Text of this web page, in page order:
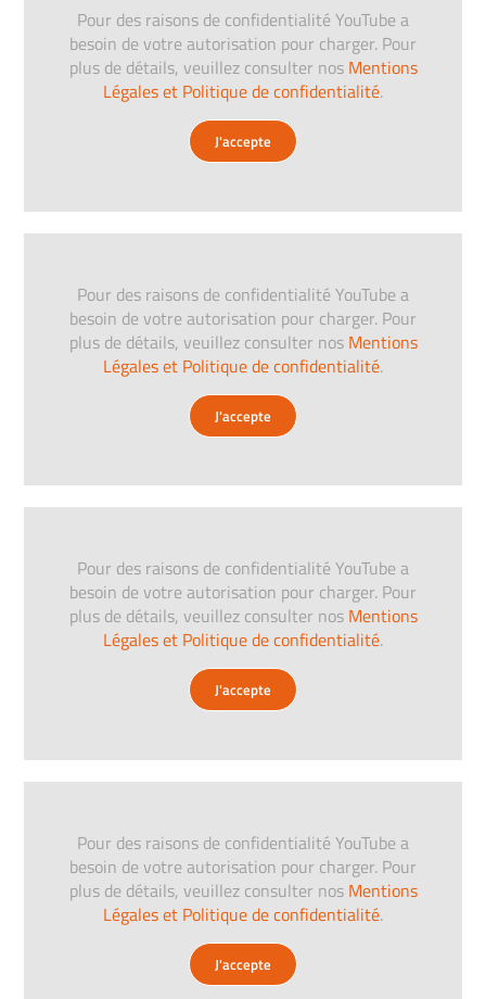
Pour des raisons de confidentialité YouTube a
besoin de votre autorisation pour charger. Pour
plus de détails, veuillez consulter nos Mentions
Légales et Politique de confidentialité.
J'accepte
Pour des raisons de confidentialité YouTube a
besoin de votre autorisation pour charger. Pour
plus de détails, veuillez consulter nos Mentions
Légales et Politique de confidentialité.
J'accepte
Pour des raisons de confidentialité YouTube a
besoin de votre autorisation pour charger. Pour
plus de détails, veuillez consulter nos Mentions
Légales et Politique de confidentialité.
J'accepte
Pour des raisons de confidentialité YouTube a
besoin de votre autorisation pour charger. Pour
plus de détails, veuillez consulter nos Mentions
Légales et Politique de confidentialité.
J'accepte